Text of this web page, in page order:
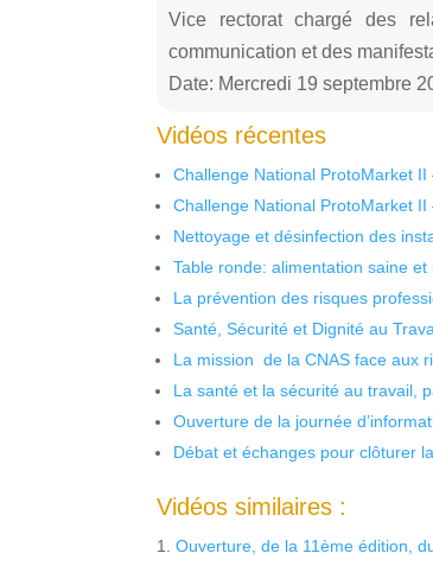
Vice rectorat chargé des
communication et des
Date: Mercredi 19 septembre
Vidéos récentes
Challenge National ProtoMarket
Challenge National ProtoMarket II
Nettoyage et désinfection des
Table ronde: alimentation saine
La prévention des risques
Santé, Sécurité et Dignité au
La mission de la CNAS face aux
La santé et la sécurité au travail,
Ouverture de la journée
Débat et échanges pour clôturer
Vidéos similaires :
Ouverture, de la 11ème édition,